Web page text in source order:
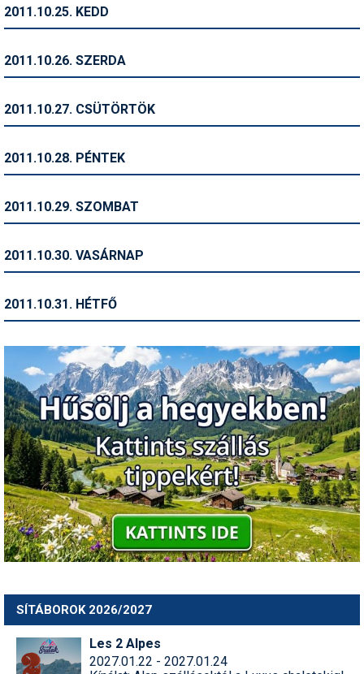
Történelem
Utazási tippek
2011.10.25. KEDD
2011.10.26. SZERDA
2011.10.27. CSÜTÖRTÖK
2011.10.28. PÉNTEK
2011.10.29. SZOMBAT
2011.10.30. VASÁRNAP
2011.10.31. HÉTFŐ
SÍTÁBOROK 2026/2027
Les 2 Alpes
2027.01.22 - 2027.01.24